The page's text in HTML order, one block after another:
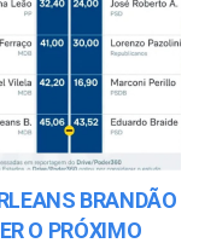
BRANDÃO
O PRÓXIMO